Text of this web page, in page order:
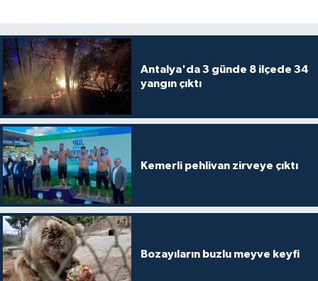
Antalya'da 3 günde 8 ilçede 34
yangın çıktı
Kemerli pehlivan zirveye çıktı
Bozayıların buzlu meyve keyfi